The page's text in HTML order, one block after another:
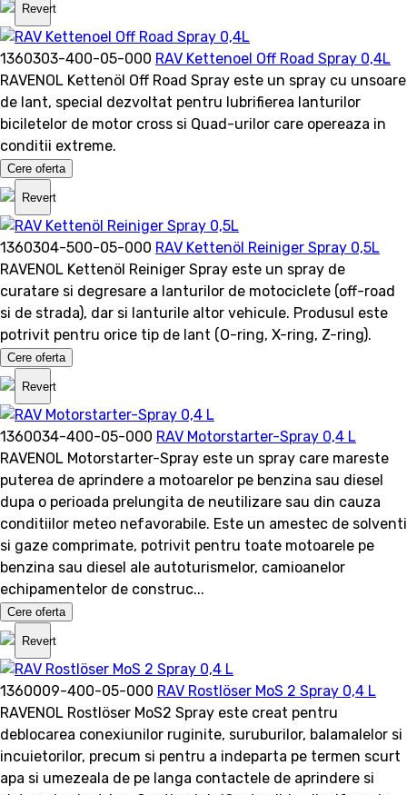
Revert
1360303-400-05-000 RAV Kettenoel Off Road Spray 0,4L
RAVENOL Kettenöl Off Road Spray este un spray cu unsoare
de lant, special dezvoltat pentru lubrifierea lanturilor
biciletelor de motor cross si Quad-urilor care opereaza in
conditii extreme.
Cere oferta
Revert
1360304-500-05-000 RAV Kettenöl Reiniger Spray 0,5L
RAVENOL Kettenöl Reiniger Spray este un spray de
curatare si degresare a lanturilor de motociclete (off-road
si de strada), dar si lanturile altor vehicule. Produsul este
potrivit pentru orice tip de lant (O-ring, X-ring, Z-ring).
Cere oferta
Revert
1360034-400-05-000 RAV Motorstarter-Spray 0,4 L
RAVENOL Motorstarter-Spray este un spray care mareste
puterea de aprindere a motoarelor pe benzina sau diesel
dupa o perioada prelungita de neutilizare sau din cauza
conditiilor meteo nefavorabile. Este un amestec de solventi
si gaze comprimate, potrivit pentru toate motoarele pe
benzina sau diesel ale autoturismelor, camioanelor
echipamentelor de construc...
Cere oferta
Revert
1360009-400-05-000 RAV Rostlöser MoS 2 Spray 0,4 L
RAVENOL Rostlöser MoS2 Spray este creat pentru
deblocarea conexiunilor ruginite, suruburilor, balamalelor si
incuietorilor, precum si pentru a indeparta pe termen scurt
apa si umezeala de pe langa contactele de aprindere si